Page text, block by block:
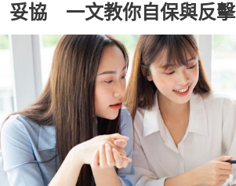
妥協 一文教你自保與反擊